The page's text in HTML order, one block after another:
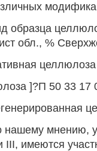
образца
обл., %
]?П 50 33 17
нашему мнению,
III, имеются